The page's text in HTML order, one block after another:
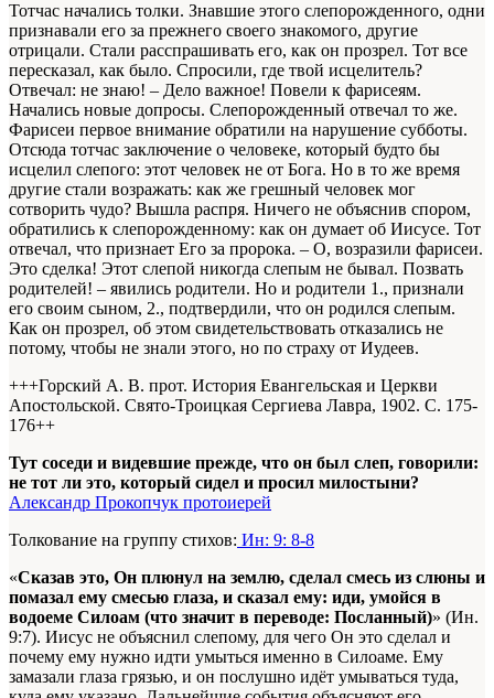
Тотчас начались толки. Знавшие этого слепорожденного, одни
признавали его за прежнего своего знакомого, другие
отрицали. Стали расспрашивать его, как он прозрел. Тот все
пересказал, как было. Спросили, где твой исцелитель?
Отвечал: не знаю! – Дело важное! Повели к фарисеям.
Начались новые допросы. Слепорожденный отвечал то же.
Фарисеи первое внимание обратили на нарушение субботы.
Отсюда тотчас заключение о человеке, который будто бы
исцелил слепого: этот человек не от Бога. Но в то же время
другие стали возражать: как же грешный человек мог
сотворить чудо? Вышла распря. Ничего не объяснив спором,
обратились к слепорожденному: как он думает об Иисусе. Тот
отвечал, что признает Его за пророка. – О, возразили фарисеи.
Это сделка! Этот слепой никогда слепым не бывал. Позвать
родителей! – явились родители. Но и родители 1., признали
его своим сыном, 2., подтвердили, что он родился слепым.
Как он прозрел, об этом свидетельствовать отказались не
потому, чтобы не знали этого, но по страху от Иудеев.
+++Горский А. В. прот. История Евангельская и Церкви
Апостольской. Свято-Троицкая Сергиева Лавра, 1902. С. 175-
176++
Тут соседи и видевшие прежде, что он был слеп, говорили:
не тот ли это, который сидел и просил милостыни?
Александр Прокопчук протоиерей
Толкование на группу стихов: Ин: 9: 8-8
«Сказав это, Он плюнул на землю, сделал смесь из слюны и
помазал ему смесью глаза, и сказал ему: иди, умойся в
водоеме Силоам (что значит в переводе: Посланный)» (Ин.
9:7). Иисус не объяснил слепому, для чего Он это сделал и
почему ему нужно идти умыться именно в Силоаме. Ему
замазали глаза грязью, и он послушно идёт умываться туда,